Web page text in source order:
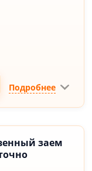
Подробнее
заем